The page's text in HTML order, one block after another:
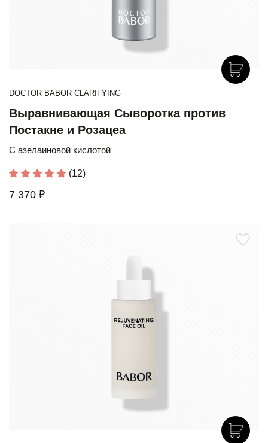
DOCTOR BABOR CLARIFYING
Выравнивающая Сыворотка против
Постакне и Розацеа
C азелаиновой кислотой
(12)
7 370 ₽